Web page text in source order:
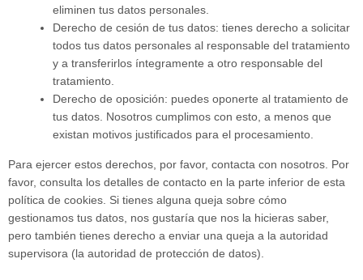
eliminen tus datos personales.
Derecho de cesión de tus datos: tienes derecho a solicitar
todos tus datos personales al responsable del tratamiento
y a transferirlos íntegramente a otro responsable del
tratamiento.
Derecho de oposición: puedes oponerte al tratamiento de
tus datos. Nosotros cumplimos con esto, a menos que
existan motivos justificados para el procesamiento.
Para ejercer estos derechos, por favor, contacta con nosotros. Por
favor, consulta los detalles de contacto en la parte inferior de esta
política de cookies. Si tienes alguna queja sobre cómo
gestionamos tus datos, nos gustaría que nos la hicieras saber,
pero también tienes derecho a enviar una queja a la autoridad
supervisora (la autoridad de protección de datos).